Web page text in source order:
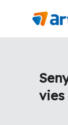
content
vies